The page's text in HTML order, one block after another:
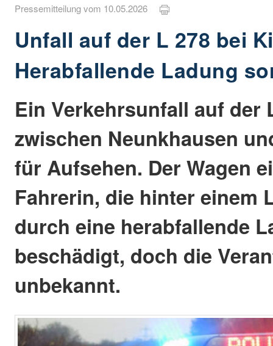
Pressemitteilung vom 10.05.2026
Unfall auf der L 278 bei
Herabfallende Ladung
Ein Verkehrsunfall auf der
zwischen Neunkhausen
für Aufsehen. Der Wagen
Fahrerin, die hinter einem
durch eine herabfallende
beschädigt, doch die
unbekannt.